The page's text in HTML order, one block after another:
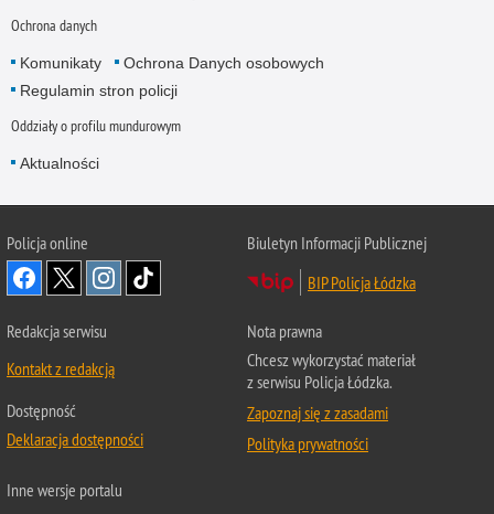
Ochrona danych
Komunikaty
Ochrona Danych osobowych
Regulamin stron policji
Oddziały o profilu mundurowym
Aktualności
Policja online
Biuletyn Informacji Publicznej
BIP Policja Łódzka
Redakcja serwisu
Kontakt z redakcją
Dostępność
Deklaracja dostępności
Nota prawna
Chcesz wykorzystać materiał
z serwisu Policja Łódzka.
Zapoznaj się z zasadami
Polityka prywatności
Inne wersje portalu